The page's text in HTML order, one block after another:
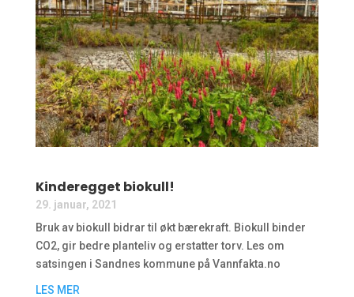
Kinderegget biokull!
29. januar, 2021
Bruk av biokull bidrar til økt bærekraft. Biokull binder
CO2, gir bedre planteliv og erstatter torv. Les om
satsingen i Sandnes kommune på Vannfakta.no
LES MER